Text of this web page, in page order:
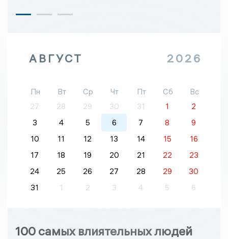
АВГУСТ 2026
Пн Вт Ср Чт Пт Сб
Вс
27
28 29 30 31 1
2
3
4 5 6 7 8
9
10
11 12 13 14 15
16
17
18 19 20 21 22
23
24
25 26 27 28 29
30
31
1 2 3 4 5 6
100 самых влиятельных людей